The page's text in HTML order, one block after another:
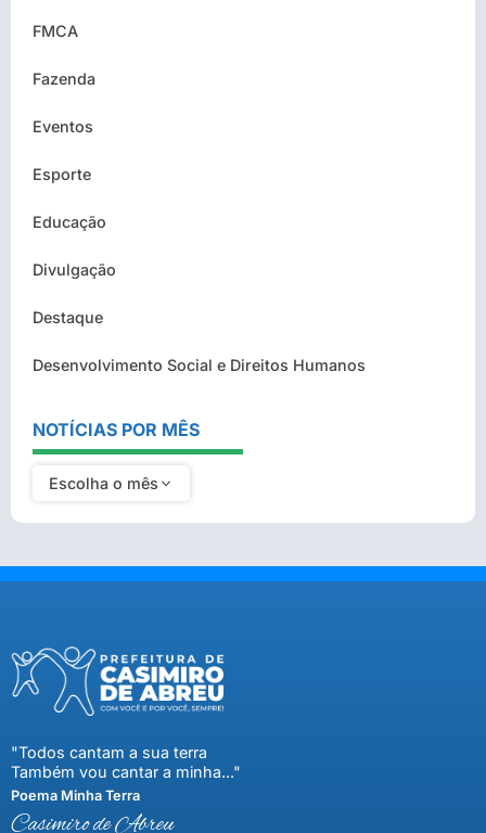
FMCA
Fazenda
Eventos
Esporte
Educação
Divulgação
Destaque
Desenvolvimento Social e Direitos Humanos
NOTÍCIAS POR MÊS
Escolha o mês
"Todos cantam a sua terra
Também vou cantar a minha..."
Poema Minha Terra
Casimiro de Abreu